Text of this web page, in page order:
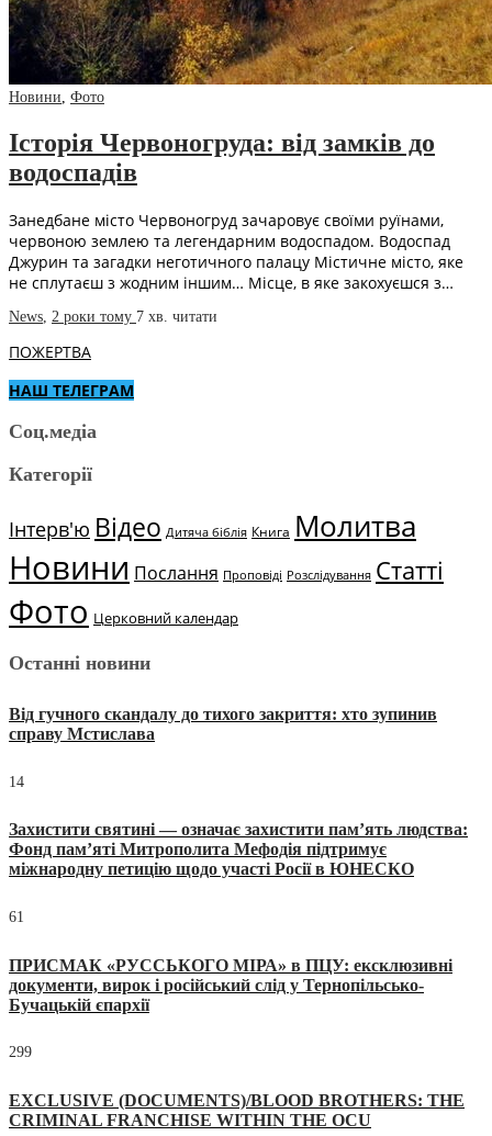
Новини, Фото
Історія Червоногруда: від замків до
водоспадів
Занедбане місто Червоногруд зачаровує своїми руїнами,
червоною землею та легендарним водоспадом. Водоспад
Джурин та загадки неготичного палацу Містичне місто, яке
не сплутаєш з жодним іншим… Місце, в яке закохуєшся з…
News, 2 роки тому 7 хв. читати
ПОЖЕРТВА
НАШ ТЕЛЕГРАМ
Соц.медіа
Категорії
Інтерв'ю Відео Дитяча біблія Книга Молитва
Новини Послання Проповіді Розслідування Статті
Фото Церковний календар
Останні новини
Від гучного скандалу до тихого закриття: хто зупинив
справу Мстислава
14
Захистити святині — означає захистити пам’ять людства:
Фонд пам’яті Митрополита Мефодія підтримує
міжнародну петицію щодо участі Росії в ЮНЕСКО
61
ПРИСМАК «РУССЬКОГО МІРА» в ПЦУ: ексклюзивні
документи, вирок і російський слід у Тернопільсько-
Бучацькій єпархії
299
EXCLUSIVE (DOCUMENTS)/BLOOD BROTHERS: THE
CRIMINAL FRANCHISE WITHIN THE OCU